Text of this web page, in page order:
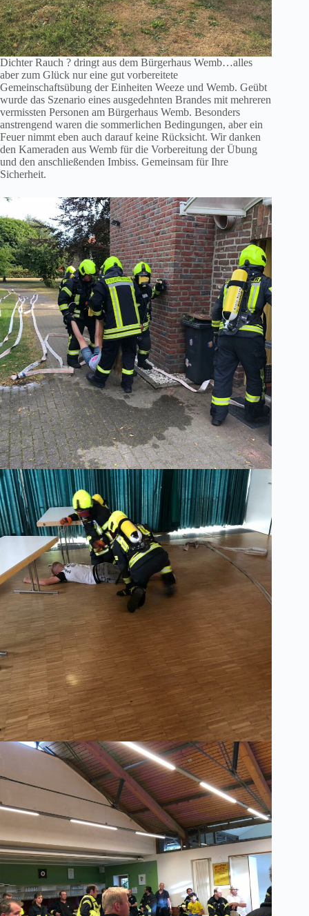
Dichter Rauch ? dringt aus dem Bürgerhaus Wemb…alles
aber zum Glück nur eine gut vorbereitete
Gemeinschaftsübung der Einheiten Weeze und Wemb. Geübt
wurde das Szenario eines ausgedehnten Brandes mit mehreren
vermissten Personen am Bürgerhaus Wemb. Besonders
anstrengend waren die sommerlichen Bedingungen, aber ein
Feuer nimmt eben auch darauf keine Rücksicht. Wir danken
den Kameraden aus Wemb für die Vorbereitung der Übung
und den anschließenden Imbiss. Gemeinsam für Ihre
Sicherheit.